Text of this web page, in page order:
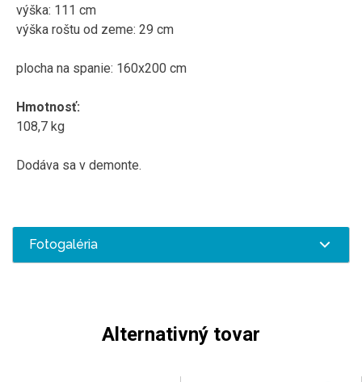
výška: 111 cm
výška roštu od zeme: 29 cm
plocha na spanie: 160x200 cm
Hmotnosť:
108,7 kg
Dodáva sa v demonte.
Fotogaléria
Alternativný tovar